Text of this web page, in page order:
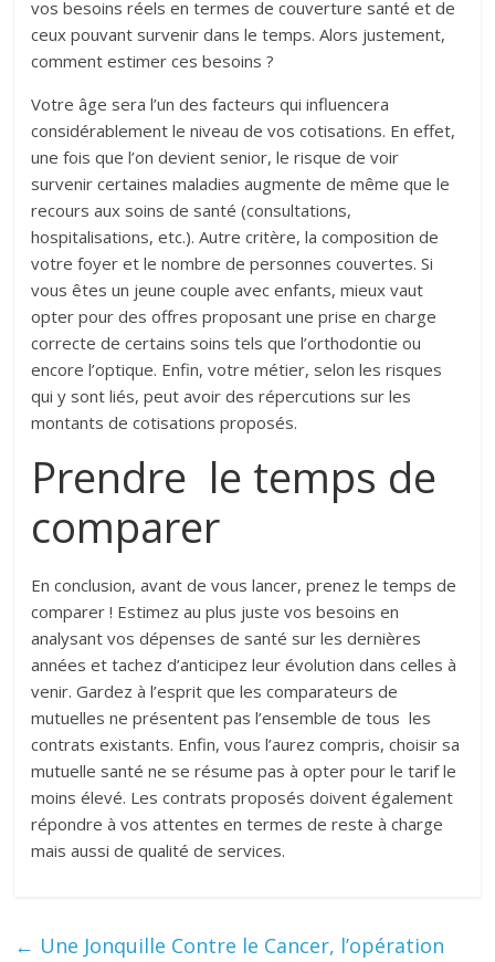
vos besoins réels en termes de couverture santé et de
ceux pouvant survenir dans le temps. Alors justement,
comment estimer ces besoins ?
Votre âge sera l’un des facteurs qui influencera
considérablement le niveau de vos cotisations. En effet,
une fois que l’on devient senior, le risque de voir
survenir certaines maladies augmente de même que le
recours aux soins de santé (consultations,
hospitalisations, etc.). Autre critère, la composition de
votre foyer et le nombre de personnes couvertes. Si
vous êtes un jeune couple avec enfants, mieux vaut
opter pour des offres proposant une prise en charge
correcte de certains soins tels que l’orthodontie ou
encore l’optique. Enfin, votre métier, selon les risques
qui y sont liés, peut avoir des répercutions sur les
montants de cotisations proposés.
Prendre le temps de
comparer
En conclusion, avant de vous lancer, prenez le temps de
comparer ! Estimez au plus juste vos besoins en
analysant vos dépenses de santé sur les dernières
années et tachez d’anticipez leur évolution dans celles à
venir. Gardez à l’esprit que les comparateurs de
mutuelles ne présentent pas l’ensemble de tous les
contrats existants. Enfin, vous l’aurez compris, choisir sa
mutuelle santé ne se résume pas à opter pour le tarif le
moins élevé. Les contrats proposés doivent également
répondre à vos attentes en termes de reste à charge
mais aussi de qualité de services.
← Une Jonquille Contre le Cancer, l’opération